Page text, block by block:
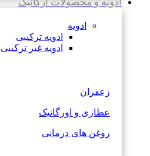
ادویه
ادویه ترکیبی
ادویه غیر ترکیبی
زعفران
عطاری و اورگانیک
روغن های درمانی